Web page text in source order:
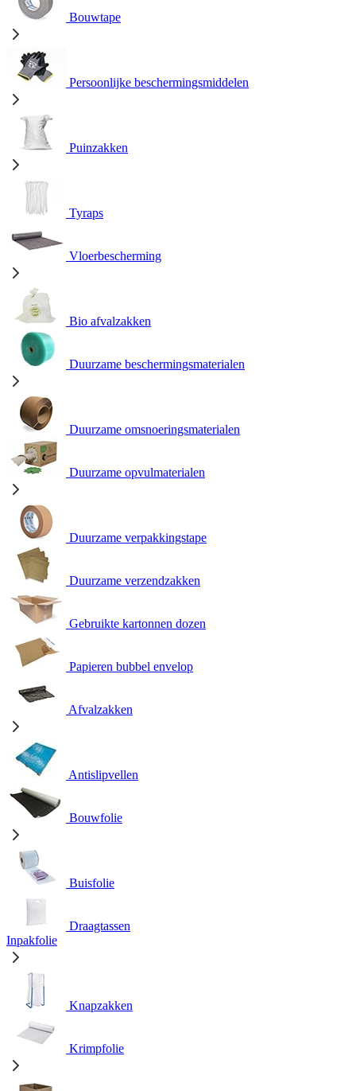
Bouwtape
Persoonlijke beschermingsmiddelen
Puinzakken
Tyraps
Vloerbescherming
Bio afvalzakken
Duurzame beschermingsmaterialen
Duurzame omsnoeringsmaterialen
Duurzame opvulmaterialen
Duurzame verpakkingstape
Duurzame verzendzakken
Gebruikte kartonnen dozen
Papieren bubbel envelop
Afvalzakken
Antislipvellen
Bouwfolie
Buisfolie
Draagtassen
Inpakfolie
Knapzakken
Krimpfolie